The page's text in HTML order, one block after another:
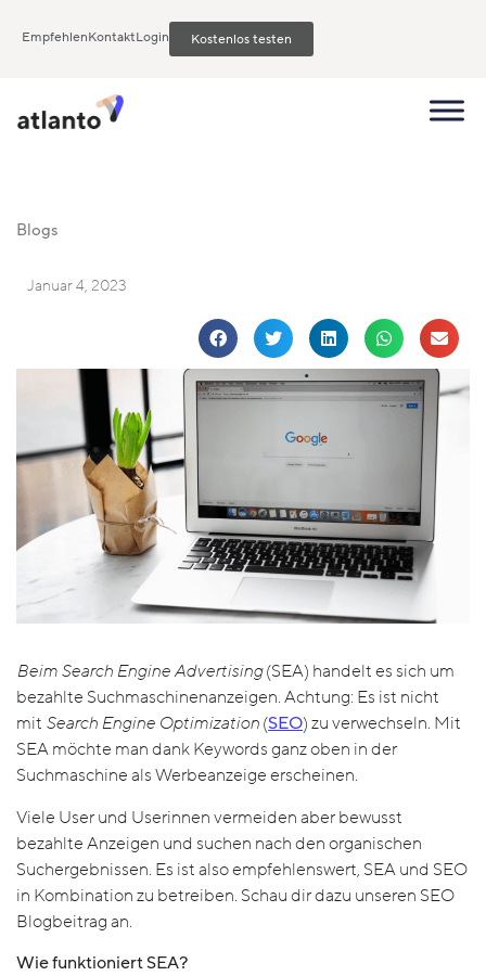
EmpfehlenKontaktLogin Kostenlos testen
Blogs
Januar 4, 2023
Beim Search Engine Advertising(SEA) handelt es sich um
bezahlte Suchmaschinenanzeigen. Achtung: Es ist nicht
mit Search Engine Optimization(SEO) zu verwechseln. Mit
SEA möchte man dank Keywords ganz oben in der
Suchmaschine als Werbeanzeige erscheinen.
Viele User und Userinnen vermeiden aber bewusst
bezahlte Anzeigen und suchen nach den organischen
Suchergebnissen. Es ist also empfehlenswert, SEA und SEO
in Kombination zu betreiben. Schau dir dazu unseren SEO
Blogbeitrag an.
Wie funktioniert SEA?